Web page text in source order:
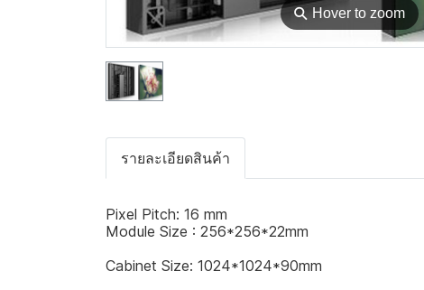
⚲Hover to zoom
รายละเอียดสินค้า
Pixel Pitch: 16 mm
Module Size : 256*256*22mm
Cabinet Size: 1024*1024*90mm